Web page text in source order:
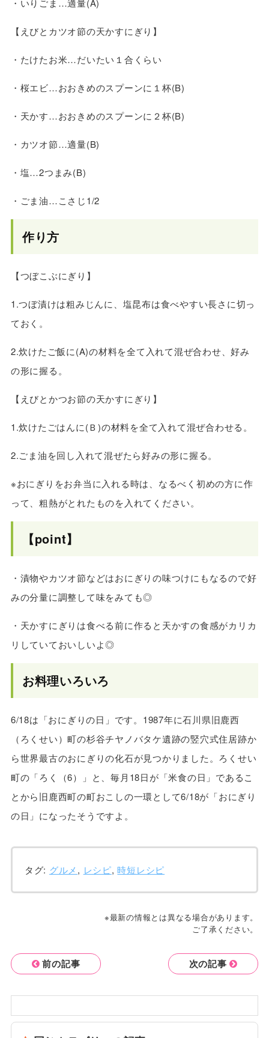
・いりごま…適量(A)
【えびとカツオ節の天かすにぎり】
・たけたお米…だいたい１合くらい
・桜エビ…おおきめのスプーンに１杯(B)
・天かす…おおきめのスプーンに２杯(B)
・カツオ節…適量(B)
・塩…2つまみ(B)
・ごま油…こさじ1/2
作り方
【つぼこぶにぎり】
1.つぼ漬けは粗みじんに、塩昆布は食べやすい長さに切っ
ておく。
2.炊けたご飯に(A)の材料を全て入れて混ぜ合わせ、好み
の形に握る。
【えびとかつお節の天かすにぎり】
1.炊けたごはんに(Ｂ)の材料を全て入れて混ぜ合わせる。
2.ごま油を回し入れて混ぜたら好みの形に握る。
※おにぎりをお弁当に入れる時は、なるべく初めの方に作
って、粗熱がとれたものを入れてください。
【point】
・漬物やカツオ節などはおにぎりの味つけにもなるので好
みの分量に調整して味をみても◎
・天かすにぎりは食べる前に作ると天かすの食感がカリカ
リしていておいしいよ◎
お料理いろいろ
6/18は「おにぎりの日」です。1987年に石川県旧鹿西
（ろくせい）町の杉谷チヤノバタケ遺跡の竪穴式住居跡か
ら世界最古のおにぎりの化石が見つかりました。ろくせい
町の「ろく（6）」と、毎月18日が「米食の日」であるこ
とから旧鹿西町の町おこしの一環として6/18が「おにぎり
の日」になったそうですよ。
タグ: グルメ , レシピ, 時短レシピ
※最新の情報とは異なる場合があります。
ご了承ください。
前の記事 次の記事